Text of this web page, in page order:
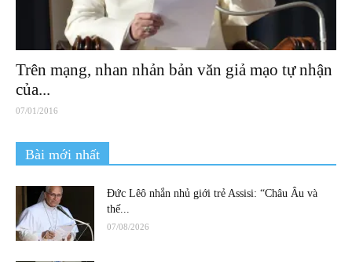
Trên mạng, nhan nhản bản văn giả mạo tự nhận
của...
07/01/2016
Bài mới nhất
Đức Lêô nhắn nhủ giới trẻ Assisi: “Châu Âu và
thế...
07/08/2026